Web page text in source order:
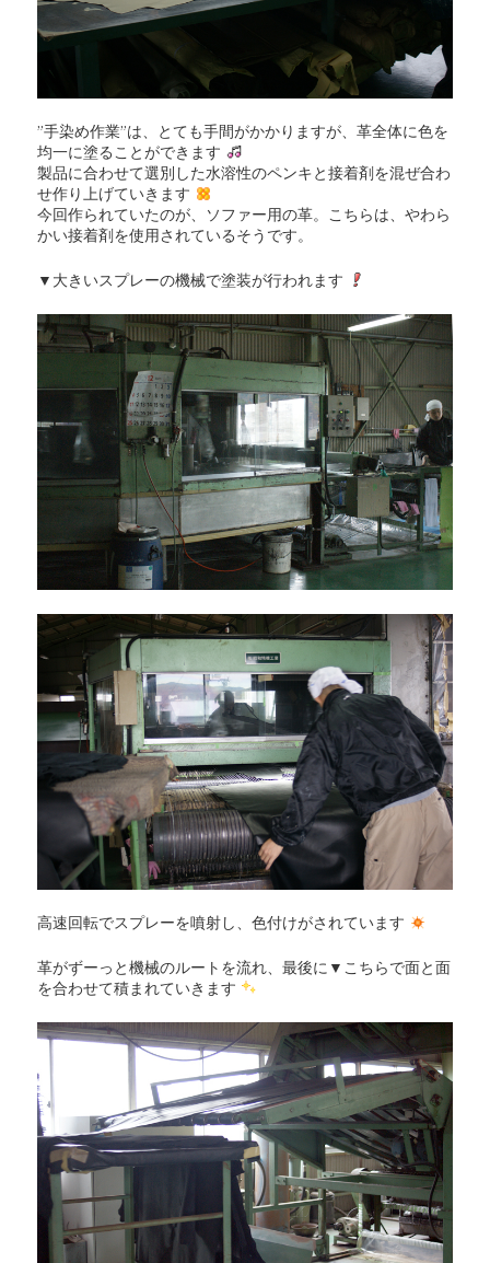
”手染め作業”は、とても手間がかかりますが、革全体に色を
均一に塗ることができます
製品に合わせて選別した水溶性のペンキと接着剤を混ぜ合わ
せ作り上げていきます
今回作られていたのが、ソファー用の革。こちらは、やわら
かい接着剤を使用されているそうです。
▼大きいスプレーの機械で塗装が行われます
高速回転でスプレーを噴射し、色付けがされています
革がずーっと機械のルートを流れ、最後に▼こちらで面と面
を合わせて積まれていきます